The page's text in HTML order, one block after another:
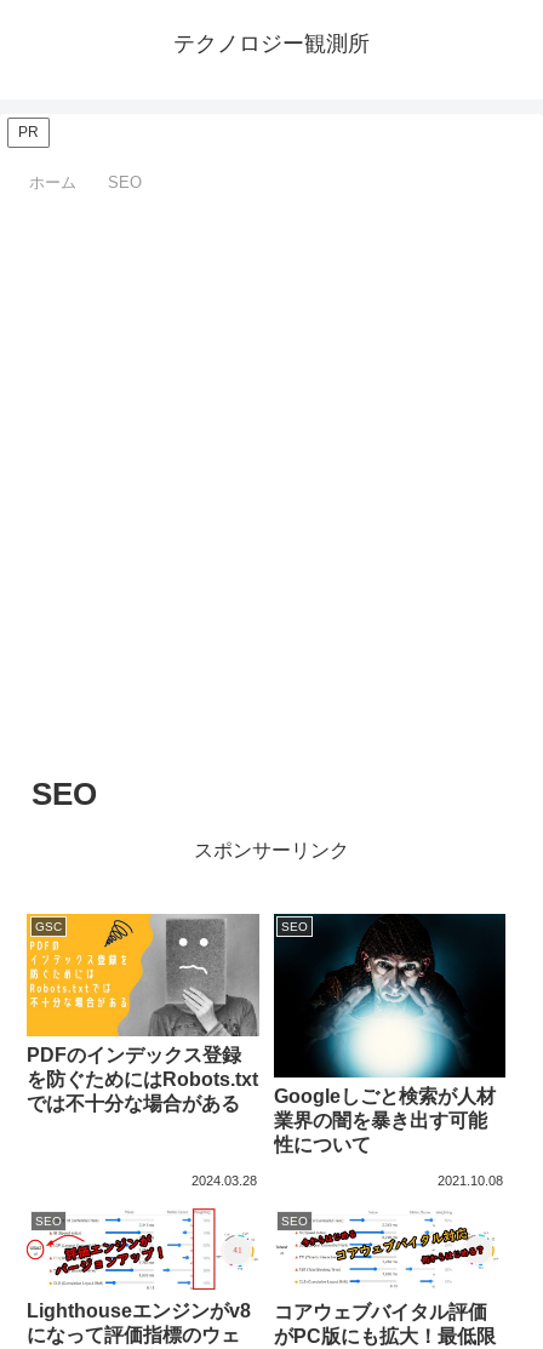
テクノロジー観測所
PR
ホーム SEO
SEO
スポンサーリンク
GSC
PDFのインデックス登録
を防ぐためにはRobots.txt
では不十分な場合がある
2024.03.28
SEO
Googleしごと検索が人材
業界の闇を暴き出す可能
性について
2021.10.08
SEO
Lighthouseエンジンがv8
になって評価指標のウェ
SEO
コアウェブバイタル評価
がPC版にも拡大！最低限